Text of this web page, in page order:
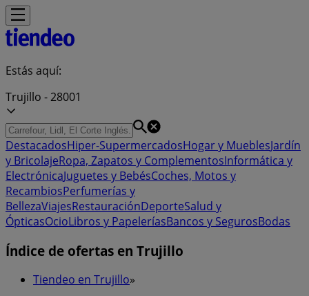
Estás aquí:
Trujillo - 28001
DestacadosHiper-SupermercadosHogar y MueblesJardín
y BricolajeRopa, Zapatos y ComplementosInformática y
ElectrónicaJuguetes y BebésCoches, Motos y
RecambiosPerfumerías y
BellezaViajesRestauraciónDeporteSalud y
ÓpticasOcioLibros y PapeleríasBancos y SegurosBodas
Índice de ofertas en Trujillo
Tiendeo en Trujillo»